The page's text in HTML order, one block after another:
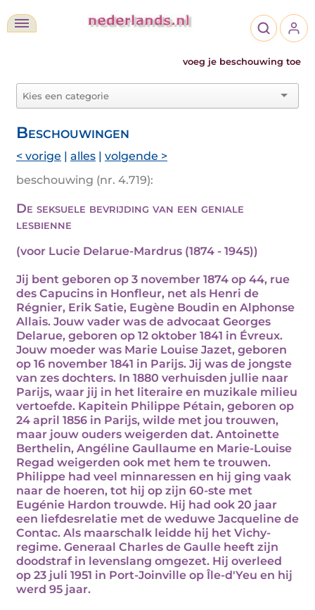
voeg je beschouwing toe
Beschouwingen
< vorige | alles | volgende >
beschouwing (nr. 4.719):
De seksuele bevrijding van een geniale
lesbienne
(voor Lucie Delarue-Mardrus (1874 - 1945))
Jij bent geboren op 3 november 1874 op 44, rue
des Capucins in Honfleur, net als Henri de
Régnier, Erik Satie, Eugène Boudin en Alphonse
Allais. Jouw vader was de advocaat Georges
Delarue, geboren op 12 oktober 1841 in Évreux.
Jouw moeder was Marie Louise Jazet, geboren
op 16 november 1841 in Parijs. Jij was de jongste
van zes dochters. In 1880 verhuisden jullie naar
Parijs, waar jij in het literaire en muzikale milieu
vertoefde. Kapitein Philippe Pétain, geboren op
24 april 1856 in Parijs, wilde met jou trouwen,
maar jouw ouders weigerden dat. Antoinette
Berthelin, Angéline Gaullaume en Marie-Louise
Regad weigerden ook met hem te trouwen.
Philippe had veel minnaressen en hij ging vaak
naar de hoeren, tot hij op zijn 60-ste met
Eugénie Hardon trouwde. Hij had ook 20 jaar
een liefdesrelatie met de weduwe Jacqueline de
Contac. Als maarschalk leidde hij het Vichy-
regime. Generaal Charles de Gaulle heeft zijn
doodstraf in levenslang omgezet. Hij overleed
op 23 juli 1951 in Port-Joinville op Île-d'Yeu en hij
werd 95 jaar.